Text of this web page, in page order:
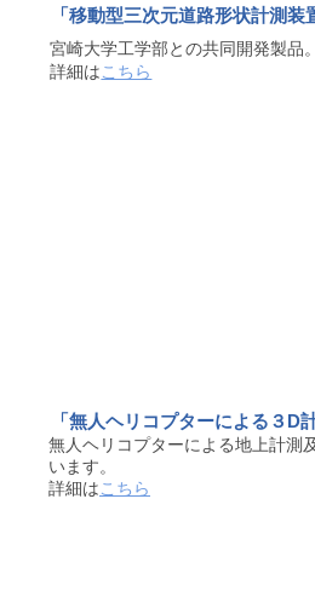
「移動型三次元道路形状計測装
宮崎大学工学部との共同開発製品。
詳細はこちら
「無人ヘリコプターによる３D
無人ヘリコプターによる地上計測
います。
詳細はこちら